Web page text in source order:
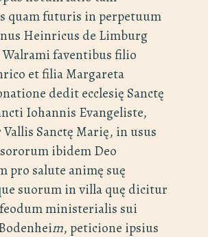
quam futuris in perpetuum
Heinricus de Limburg
faventibus filio
et filia Margareta
dedit ecclesię Sanctę
Iohannis Evangeliste,
Sanctę Marię, in usus
ibidem Deo
pro salute animę suę
suorum in villa quę dicitur
ministerialis sui
m, peticione ipsius